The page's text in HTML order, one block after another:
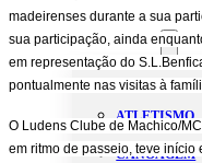
Estatutos
Modalidades
ATLETISMO
CANOAGEM
madeirenses durante a sua
sua participação, ainda
em representação do
pontualmente nas visitas à
O Ludens Clube de Machico/
em ritmo de passeio, teve